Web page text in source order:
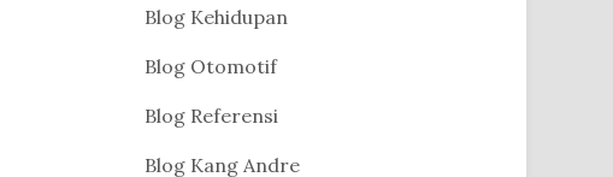
Blog Kehidupan
Blog Otomotif
Blog Referensi
Blog Kang Andre